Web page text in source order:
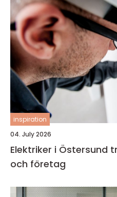
inspiration
04. July 2026
Elektriker i Östersund trygg elservice för hem
och företag